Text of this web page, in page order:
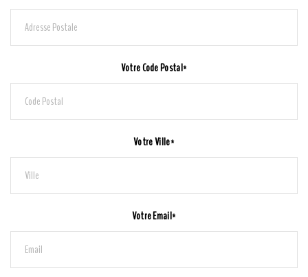
Votre Code Postal*
Votre Ville*
Votre Email*